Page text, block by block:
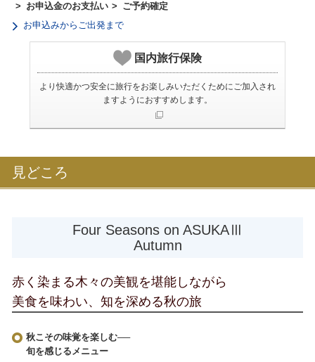
お申込金のお支払い
ご予約確定
お申込みからご出発まで
国内旅行保険
より快適かつ安全に旅行をお楽しみいただくためにご加入され
ますようにおすすめします。
見どころ
Four Seasons on ASUKAⅢ
Autumn
赤く染まる木々の美観を堪能しながら
美食を味わい、知を深める秋の旅
秋こその味覚を楽しむ──
旬を感じるメニュー